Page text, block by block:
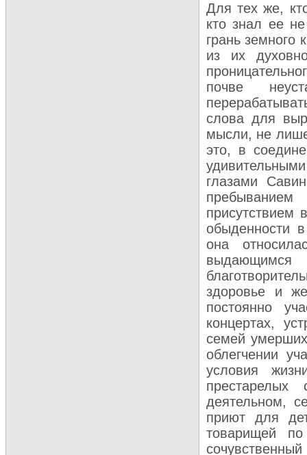
Для тех же,
кто знал ее
грань земного
из их
почве
слова для
мысли, не
это, в
глазами
присутствием
обыденности
она
здоровье и
постоянно
концертах,
семей
облегчении
условия
деятельном,
приют для
товарищей